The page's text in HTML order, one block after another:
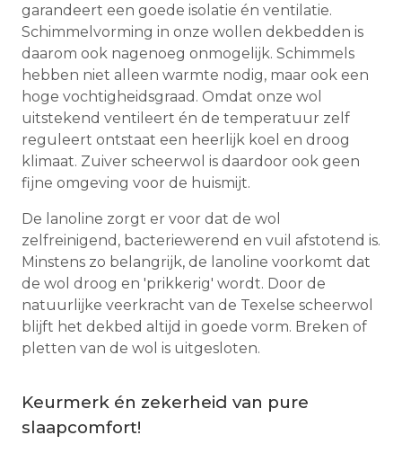
garandeert een goede isolatie én ventilatie.
Schimmelvorming in onze wollen dekbedden is
daarom ook nagenoeg onmogelijk. Schimmels
hebben niet alleen warmte nodig, maar ook een
hoge vochtigheidsgraad. Omdat onze wol
uitstekend ventileert én de temperatuur zelf
reguleert ontstaat een heerlijk koel en droog
klimaat. Zuiver scheerwol is daardoor ook geen
fijne omgeving voor de huismijt.
De lanoline zorgt er voor dat de wol
zelfreinigend, bacteriewerend en vuil afstotend is.
Minstens zo belangrijk, de lanoline voorkomt dat
de wol droog en 'prikkerig' wordt. Door de
natuurlijke veerkracht van de Texelse scheerwol
blijft het dekbed altijd in goede vorm. Breken of
pletten van de wol is uitgesloten.
Keurmerk én zekerheid van pure
slaapcomfort!